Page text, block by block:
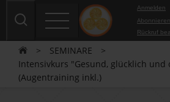
Anmelden
Abonnieren
Rückruf
> SEMINARE
>
Intensivkurs "Gesund, glücklich und
(Augentraining inkl.)